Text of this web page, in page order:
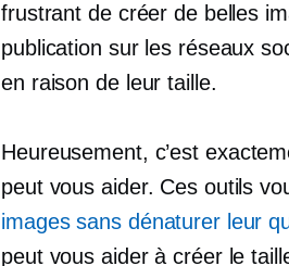
frustrant de créer de belles
publication sur les réseaux
en raison de leur taille.
Heureusement, c’est
peut vous aider. Ces outils
images sans dénaturer leur
peut vous aider à créer le